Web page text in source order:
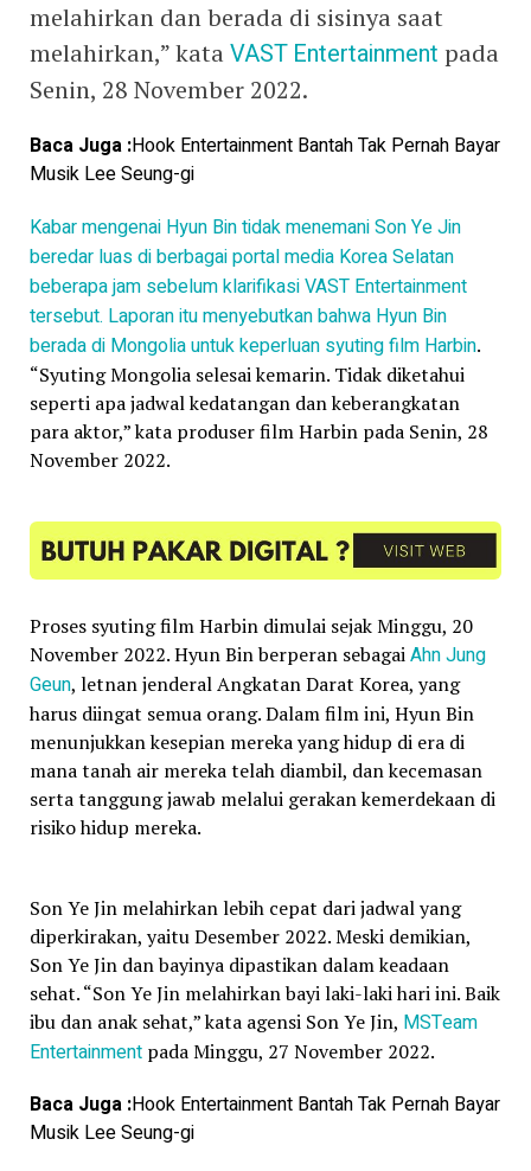
melahirkan dan berada di sisinya saat
melahirkan,” kata VAST Entertainment pada
Senin, 28 November 2022.
Baca Juga :Hook Entertainment Bantah Tak Pernah Bayar
Musik Lee Seung-gi
Kabar mengenai Hyun Bin tidak menemani Son Ye Jin
beredar luas di berbagai portal media Korea Selatan
beberapa jam sebelum klarifikasi VAST Entertainment
tersebut. Laporan itu menyebutkan bahwa Hyun Bin
berada di Mongolia untuk keperluan syuting film Harbin.
“Syuting Mongolia selesai kemarin. Tidak diketahui
seperti apa jadwal kedatangan dan keberangkatan
para aktor,” kata produser film Harbin pada Senin, 28
November 2022.
Proses syuting film Harbin dimulai sejak Minggu, 20
November 2022. Hyun Bin berperan sebagaiAhn Jung
Geun, letnan jenderal Angkatan Darat Korea, yang
harus diingat semua orang. Dalam film ini, Hyun Bin
menunjukkan kesepian mereka yang hidup di era di
mana tanah air mereka telah diambil, dan kecemasan
serta tanggung jawab melalui gerakan kemerdekaan di
risiko hidup mereka.
Son Ye Jin melahirkan lebih cepat dari jadwal yang
diperkirakan, yaitu Desember 2022. Meski demikian,
Son Ye Jin dan bayinya dipastikan dalam keadaan
sehat. “Son Ye Jin melahirkan bayi laki-laki hari ini. Baik
ibu dan anak sehat,” kata agensi Son Ye Jin, MSTeam
Entertainment pada Minggu, 27 November 2022.
Baca Juga :Hook Entertainment Bantah Tak Pernah Bayar
Musik Lee Seung-gi